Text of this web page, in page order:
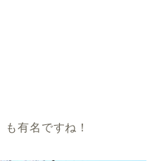
有名ですね！